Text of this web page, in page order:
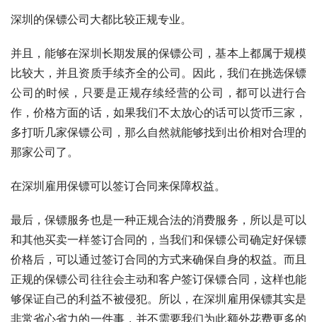
深圳的保镖公司大都比较正规专业。
并且，能够在深圳长期发展的保镖公司，基本上都属于规模
比较大，并且资质手续齐全的公司。因此，我们在挑选保镖
公司的时候，只要是正规存续经营的公司，都可以进行合
作，价格方面的话，如果我们不太放心的话可以货币三家，
多打听几家保镖公司，那么自然就能够找到出价相对合理的
那家公司了。
在深圳雇用保镖可以签订合同来保障权益。
最后，保镖服务也是一种正规合法的消费服务，所以是可以
和其他买卖一样签订合同的，当我们和保镖公司确定好保镖
价格后，可以通过签订合同的方式来确保自身的权益。而且
正规的保镖公司往往会主动和客户签订保镖合同，这样也能
够保证自己的利益不被侵犯。所以，在深圳雇用保镖其实是
非常省心省力的一件事，并不需要我们为此额外花费更多的